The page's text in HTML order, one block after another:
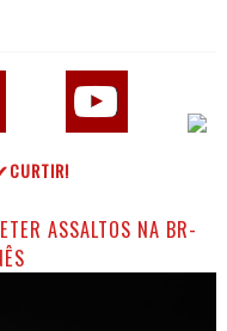
ASSALTOS NA BR-